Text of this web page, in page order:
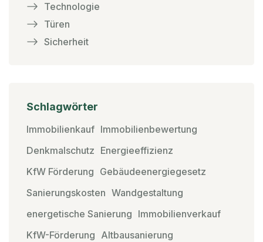
Technologie
Türen
Sicherheit
Schlagwörter
Immobilienkauf Immobilienbewertung
Denkmalschutz Energieeffizienz
KfW Förderung Gebäudeenergiegesetz
Sanierungskosten Wandgestaltung
energetische Sanierung Immobilienverkauf
KfW-Förderung Altbausanierung